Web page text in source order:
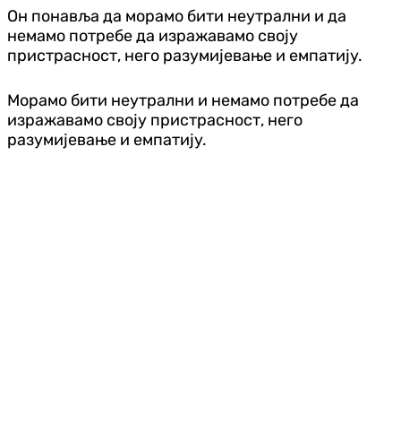
Он понавља да морамо бити неутрални и да
немамо потребе да изражавамо своју
пристрасност, него разумијевање и емпатију.
Морамо бити неутрални и немамо потребе да
изражавамо своју пристрасност, него
разумијевање и емпатију.